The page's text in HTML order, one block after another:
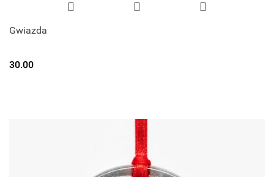
Gwiazda
30.00